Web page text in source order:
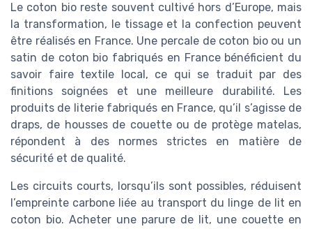
Le coton bio reste souvent cultivé hors d’Europe, mais
la transformation, le tissage et la confection peuvent
être réalisés en France. Une percale de coton bio ou un
satin de coton bio fabriqués en France bénéficient du
savoir faire textile local, ce qui se traduit par des
finitions soignées et une meilleure durabilité. Les
produits de literie fabriqués en France, qu’il s’agisse de
draps, de housses de couette ou de protège matelas,
répondent à des normes strictes en matière de
sécurité et de qualité.
Les circuits courts, lorsqu’ils sont possibles, réduisent
l’empreinte carbone liée au transport du linge de lit en
coton bio. Acheter une parure de lit, une couette en